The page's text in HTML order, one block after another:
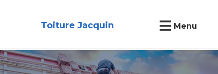
Toiture Jacquin Menu